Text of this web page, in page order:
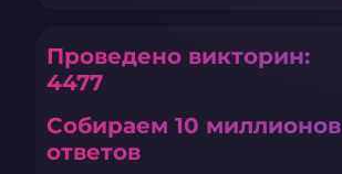
Проведено викторин:
4477
Собираем 10 миллионов
ответов